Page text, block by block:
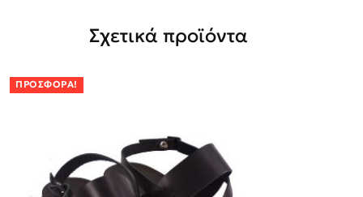
Σχετικά προϊόντα
ΠΡΟΣΦΟΡΆ!